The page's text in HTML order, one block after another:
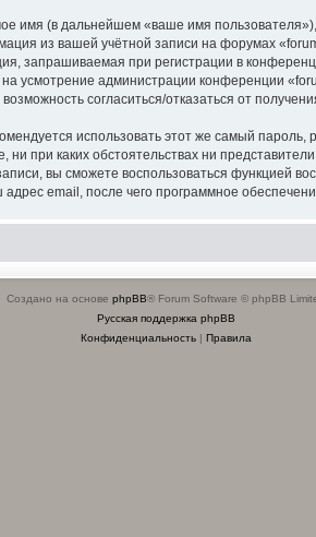
имя (в дальнейшем «ваше имя
из вашей учётной записи на форумах
запрашиваемая при регистрации в
усмотрение администрации конференции
согласиться/отказаться от
использовать этот же самый пароль,
при каких обстоятельствах ни
вы сможете воспользоваться функцией
email, после чего программное
Создано на основе phpBB® Forum Software © phpBB
Русская поддержка phpBB
Конфиденциальность| Правила